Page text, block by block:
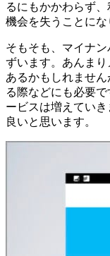
るにもかかわらず
機会を失うことにな
そもそも、マイナ
ずいます。あんま
あるかもしれませ
る際などにも必要
ービスは増えてい
良いと思います。